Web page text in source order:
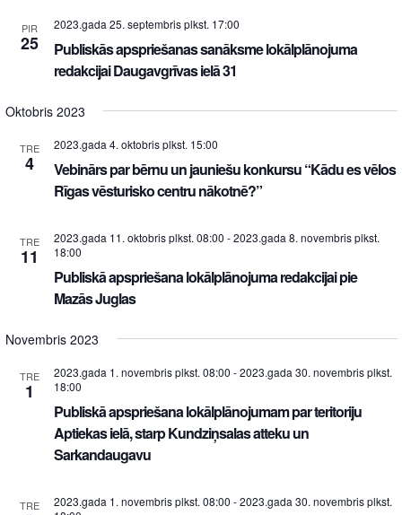
PIR
25
2023.gada 25. septembris plkst. 17:00
Publiskās apspriešanas sanāksme lokālplānojuma
redakcijai Daugavgrīvas ielā 31
Oktobris 2023
TRE
4
2023.gada 4. oktobris plkst. 15:00
Vebinārs par bērnu un jauniešu konkursu “Kādu es vēlos
Rīgas vēsturisko centru nākotnē?”
TRE
11
2023.gada 11. oktobris plkst. 08:00 -2023.gada 8. novembris plkst.
18:00
Publiskā apspriešana lokālplānojuma redakcijai pie
Mazās Juglas
Novembris 2023
TRE
1
2023.gada 1. novembris plkst. 08:00 -2023.gada 30. novembris plkst.
18:00
Publiskā apspriešana lokālplānojumam par teritoriju
Aptiekas ielā, starp Kundziņsalas atteku un
Sarkandaugavu
TRE 2023.gada 1. novembris plkst. 08:00 -2023.gada 30. novembris plkst.